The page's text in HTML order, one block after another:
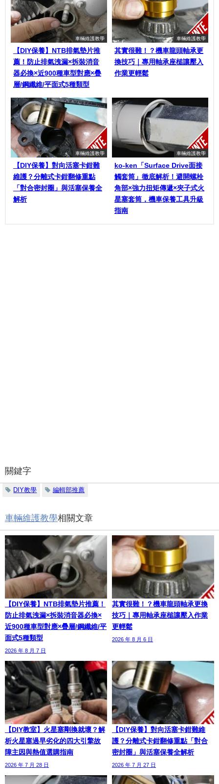
車輛維護教學
【DIY保養】NTB排氣墊片推
薦！防止排氣洩漏×拆裝消音
器必換×近900種車型對應×疊
層/鋼纖維/平面式5種類型
車輛維護教學
其實很難！？機車龍頭軸承更
換技巧｜專用軸承座槌讓壓入
作業更輕鬆
車輛維護教學
【DIY保養】對向活塞卡鉗難
維護？分離式卡鉗翻修重點
「對合密封圈」與活塞保養全
解析
車輛維護教學
ko-ken「Surface Drive面接
觸套筒」徹底解析！避開螺栓
角部×強力扭矩傳遞×夾子式火
星塞套筒，機車保養工具升級
指南
關鍵字
DIY教學 編輯部推薦
車輛維護教學相關文章
【DIY保養】NTB排氣墊片推薦！
防止排氣洩漏×拆裝消音器必換×
近900種車型對應×疊層/鋼纖維/平
面式5種類型
2026 年 8 月 7 日
其實很難！？機車龍頭軸承更換
技巧｜專用軸承座槌讓壓入作業
更輕鬆
2026 年 8 月 6 日
【DIY教室】火星塞剛換就壞？解
析火星塞過早劣化的四大引擎故
障主因與熱值選購指南
2026 年 7 月 28 日
【DIY保養】對向活塞卡鉗難維
護？分離式卡鉗翻修重點「對合
密封圈」與活塞保養全解析
2026 年 7 月 27 日